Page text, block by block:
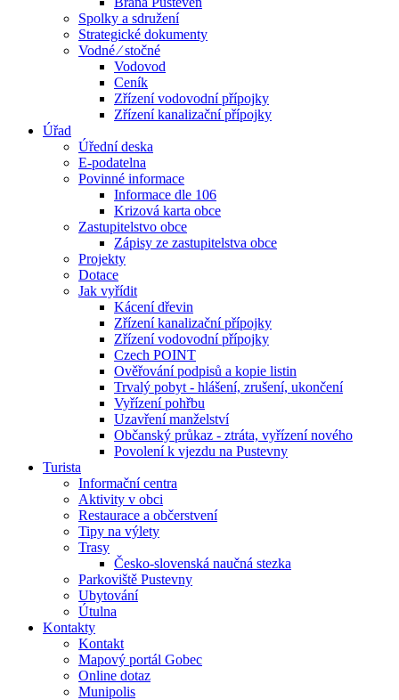
Spolky a sdružení
Strategické dokumenty
Vodné ⁄ stočné
Vodovod
Ceník
Zřízení vodovodní přípojky
Zřízení kanalizační přípojky
Úřad
Úřední deska
E-podatelna
Povinné informace
Informace dle 106
Krizová karta obce
Zastupitelstvo obce
Zápisy ze zastupitelstva obce
Projekty
Dotace
Jak vyřídit
Kácení dřevin
Zřízení kanalizační přípojky
Zřízení vodovodní přípojky
Czech POINT
Ověřování podpisů a kopie listin
Trvalý pobyt - hlášení, zrušení, ukončení
Vyřízení pohřbu
Uzavření manželství
Občanský průkaz - ztráta, vyřízení nového
Povolení k vjezdu na Pustevny
Turista
Informační centra
Aktivity v obci
Restaurace a občerstvení
Tipy na výlety
Trasy
Česko-slovenská naučná stezka
Parkoviště Pustevny
Ubytování
Útulna
Kontakty
Kontakt
Mapový portál Gobec
Online dotaz
Munipolis